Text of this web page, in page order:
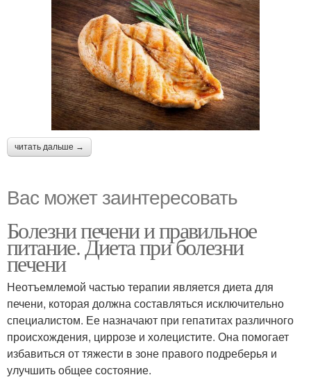
читать дальше →
Вас может заинтересовать
Болезни печени и правильное
питание. Диета при болезни
печени
Неотъемлемой частью терапии является диета для
печени, которая должна составляться исключительно
специалистом. Ее назначают при гепатитах различного
происхождения, циррозе и холецистите. Она помогает
избавиться от тяжести в зоне правого подреберья и
улучшить общее состояние.